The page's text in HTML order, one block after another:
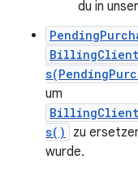
du in
um
s()
zu
wurde.